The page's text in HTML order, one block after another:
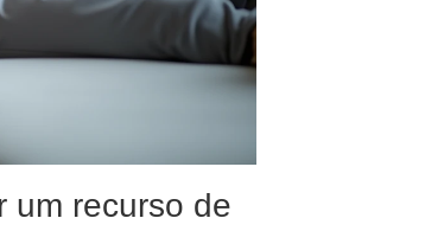
um recurso de